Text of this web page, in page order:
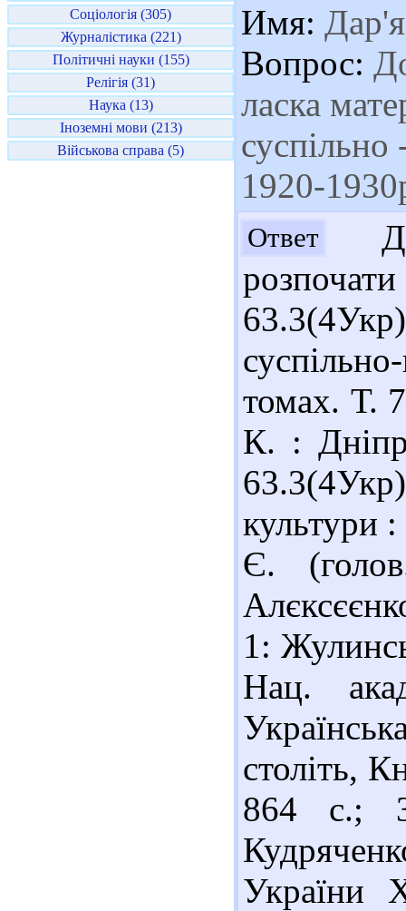
Соціологія (305)
Журналістика (221)
Політичні науки (155)
Релігія (31)
Наука (13)
Іноземні мови (213)
Військова справа (5)
Имя: Дар'я
Вопрос:
ласка
суспільно
1920-
Ответ
томах. Т.
К. :
культури
Є.
1:
Нац.
століть,
864 с.;
України